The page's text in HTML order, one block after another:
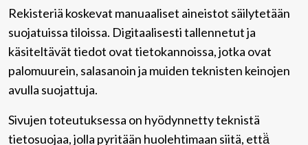
Rekisteriä koskevat manuaaliset aineistot säilytetään
suojatuissa tiloissa. Digitaalisesti tallennetut ja
käsiteltävät tiedot ovat tietokannoissa, jotka ovat
palomuurein, salasanoin ja muiden teknisten keinojen
avulla suojattuja.
Sivujen toteutuksessa on hyödynnetty teknistä
tietosuojaa, jolla pyritään huolehtimaan siitä, että̈